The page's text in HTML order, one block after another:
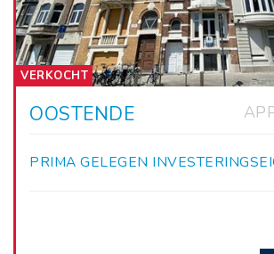
VERKOCHT
OOSTENDE
PRIMA GELEGEN